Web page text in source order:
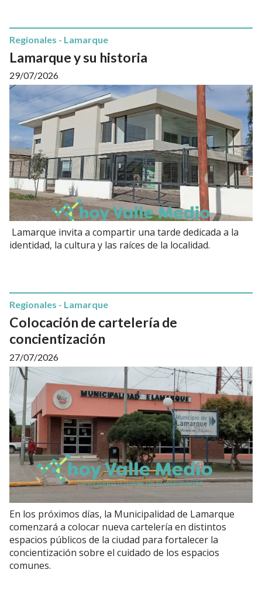
Lamarque y su historia
Regionales - Lamarque
29/07/2026
Lamarque invita a compartir una tarde dedicada a la
identidad, la cultura y las raíces de la localidad.
Colocación de cartelería de
concientización
Regionales - Lamarque
27/07/2026
En los próximos días, la Municipalidad de Lamarque
comenzará a colocar nueva cartelería en distintos
espacios públicos de la ciudad para fortalecer la
concientización sobre el cuidado de los espacios
comunes.